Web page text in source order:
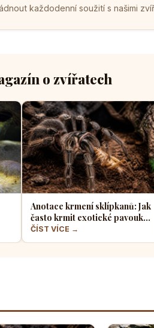
každodenní soužití s našimi
o zvířatech
Anotace krmení sklípkanů: Jak
často krmit exotické pavouky
a jaký hmyz je nejvhodnější
ČÍST VÍCE →